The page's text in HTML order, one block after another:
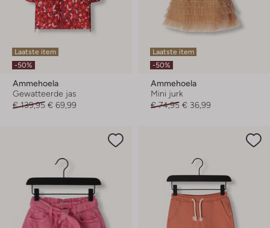
Laatste item
-50%
Ammehoela
Gewatteerde jas
€ 139,95 € 69,99
Laatste item
-50%
Ammehoela
Mini jurk
€ 74,95 € 36,99